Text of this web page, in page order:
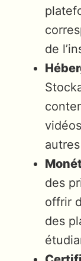
de
des
offrir
des